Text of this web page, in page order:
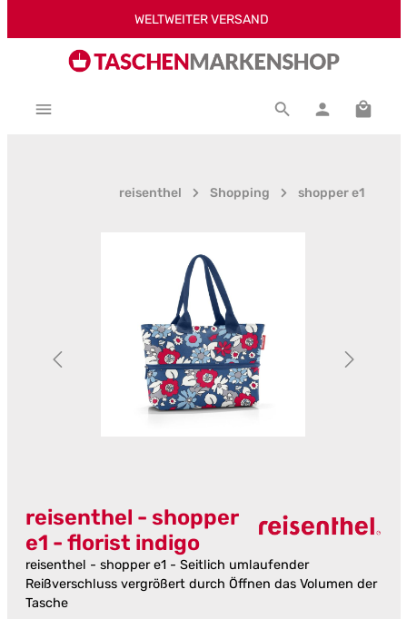
Zum Hauptinhalt springenWELTWEITER VERSAND
reisenthel Shopping shopper e1
reisenthel - shopper
e1 - florist indigo
reisenthel - shopper e1 - Seitlich umlaufender
Reißverschluss vergrößert durch Öffnen das Volumen der
Tasche